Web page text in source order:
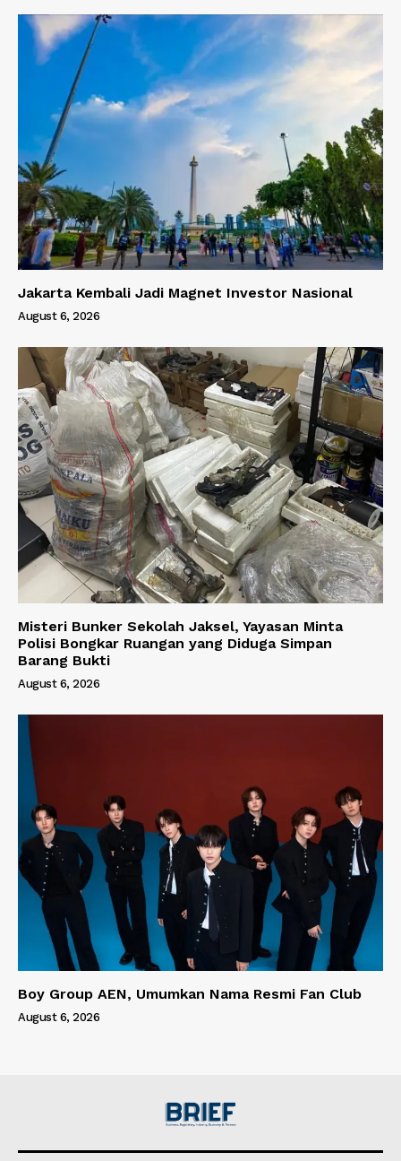
Jakarta Kembali Jadi Magnet Investor Nasional
August 6, 2026
Misteri Bunker Sekolah Jaksel, Yayasan Minta
Polisi Bongkar Ruangan yang Diduga Simpan
Barang Bukti
August 6, 2026
Boy Group AEN, Umumkan Nama Resmi Fan Club
August 6, 2026